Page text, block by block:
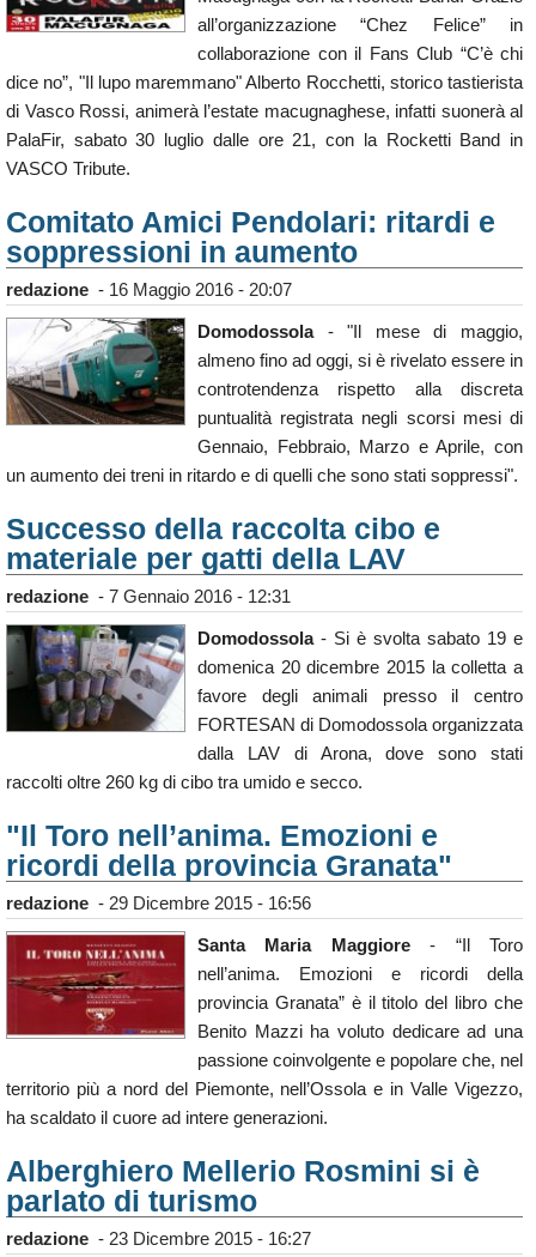
all’organizzazione “Chez Felice” in
collaborazione con il Fans Club “C’è chi
dice no”, "Il lupo maremmano" Alberto Rocchetti, storico tastierista
di Vasco Rossi, animerà l’estate macugnaghese, infatti suonerà al
PalaFir, sabato 30 luglio dalle ore 21, con la Rocketti Band in
VASCO Tribute.
Comitato Amici Pendolari: ritardi e
soppressioni in aumento
redazione - 16 Maggio 2016 - 20:07
Domodossola- "Il mese di maggio,
almeno fino ad oggi, si è rivelato essere in
controtendenza rispetto alla discreta
puntualità registrata negli scorsi mesi di
Gennaio, Febbraio, Marzo e Aprile, con
un aumento dei treni in ritardo e di quelli che sono stati soppressi".
Successo della raccolta cibo e
materiale per gatti della LAV
redazione - 7 Gennaio 2016 - 12:31
Domodossola- Si è svolta sabato 19 e
domenica 20 dicembre 2015 la colletta a
favore degli animali presso il centro
FORTESAN di Domodossola organizzata
dalla LAV di Arona, dove sono stati
raccolti oltre 260 kg di cibo tra umido e secco.
"Il Toro nell’anima. Emozioni e
ricordi della provincia Granata"
redazione - 29 Dicembre 2015 - 16:56
Santa Maria Maggiore- “Il Toro
nell’anima. Emozioni e ricordi della
provincia Granata” è il titolo del libro che
Benito Mazzi ha voluto dedicare ad una
passione coinvolgente e popolare che, nel
territorio più a nord del Piemonte, nell’Ossola e in Valle Vigezzo,
ha scaldato il cuore ad intere generazioni.
Alberghiero Mellerio Rosmini si è
parlato di turismo
redazione - 23 Dicembre 2015 - 16:27